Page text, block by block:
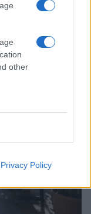
other
Privacy Policy